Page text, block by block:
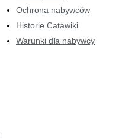
Ochrona nabywców
Historie Catawiki
Warunki dla nabywcy